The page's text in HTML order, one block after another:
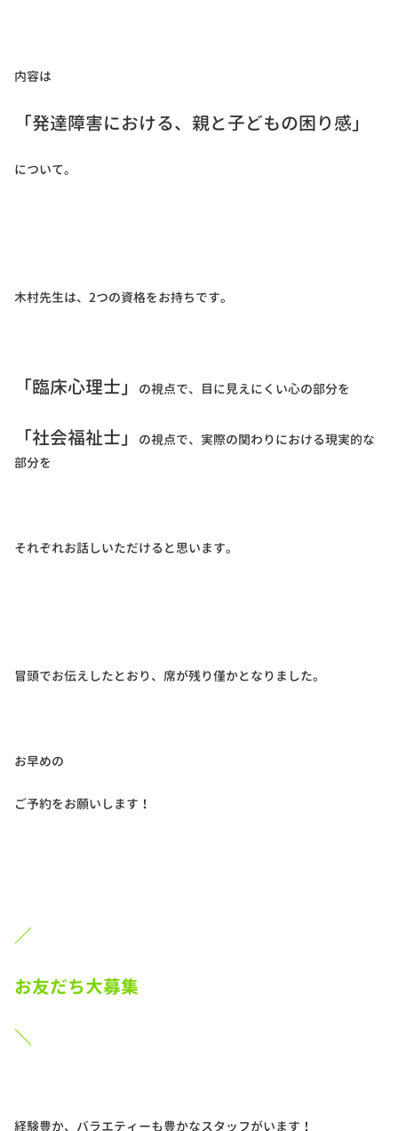
内容は
「発達障害における、親と子どもの困り感」
について。
木村先生は、2つの資格をお持ちです。
「臨床心理士」 の視点で、目に見えにくい心の部分を
「社会福祉士」
の視点で、実際の関わりにおける現実的な
部分を
それぞれお話しいただけると思います。
冒頭でお伝えしたとおり、席が残り僅かとなりました。
お早めの
ご予約をお願いします！
／
お友だち大募集
＼
経験豊か、バラエティーも豊かなスタッフがいます！